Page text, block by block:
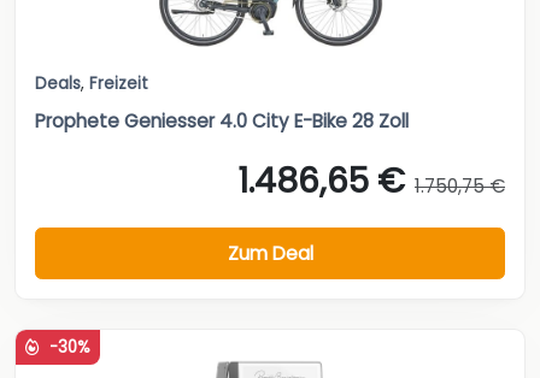
Deals, Freizeit
Prophete Geniesser 4.0 City E-Bike 28 Zoll
1.486,65 € 1.750,75 €
Zum Deal
-30%